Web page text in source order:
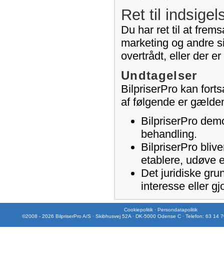
Ret til
Du har ret til at
marketing og andre
overtrådt, eller der
Undtagelser
BilpriserPro kan
af følgende er
BilpriserPro
behandling.
BilpriserPro
etablere, udøve
Det juridiske
interesse eller
Cookiepolitik · Persondatapolitik
©2008 - 2026 BilpriserPro A/S · Skibhusvej 52A · DK-5000 Odense C · Telefon: 63 14